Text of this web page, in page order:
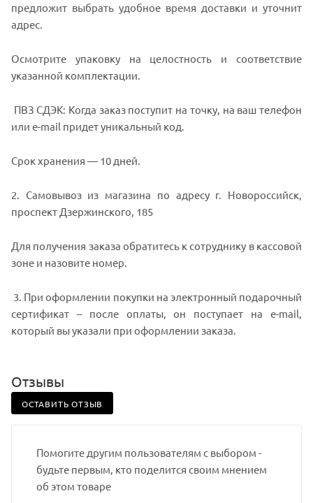
предложит выбрать удобное время доставки и уточнит
адрес.
Осмотрите упаковку на целостность и соответствие
указанной комплектации.
ПВЗ СДЭК: Когда заказ поступит на точку, на ваш телефон
или e-mail придет уникальный код.
Срок хранения — 10 дней.
2. Самовывоз из магазина по адресу г. Новороссийск,
проспект Дзержинского, 185
Для получения заказа обратитесь к сотруднику в кассовой
зоне и назовите номер.
3. При оформлении покупки на электронный подарочный
сертификат – после оплаты, он поступает на e-mail,
который вы указали при оформлении заказа.
Отзывы
ОСТАВИТЬ ОТЗЫВ
Помогите другим пользователям с выбором -
будьте первым, кто поделится своим мнением
об этом товаре